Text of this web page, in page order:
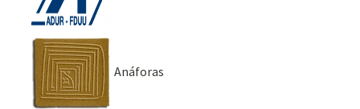
Anáforas